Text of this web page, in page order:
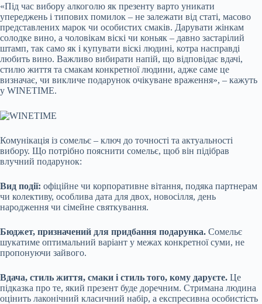
«Під час вибору алкоголю як презенту варто уникати
упереджень і типових помилок – не залежати від статі, масово
представлених марок чи особистих смаків. Дарувати жінкам
солодке вино, а чоловікам віскі чи коньяк – давно застарілий
штамп, так само як і купувати віскі людині, котра насправді
любить вино. Важливо вибирати напій, що відповідає вдачі,
стилю життя та смакам конкретної людини, адже саме це
визначає, чи викличе подарунок очікуване враження», – кажуть
у WINETIME.
Комунікація із сомельє – ключ до точності та актуальності
вибору. Що потрібно пояснити сомельє, щоб він підібрав
влучний подарунок:
Вид події: офіційне чи корпоративне вітання, подяка партнерам
чи колективу, особлива дата для двох, новосілля, день
народження чи сімейне святкування.
Бюджет, призначений для придбання подарунка. Сомельє
шукатиме оптимальний варіант у межах конкретної суми, не
пропонуючи зайвого.
Вдача, стиль життя, смаки і стиль того, кому даруєте. Це
підказка про те, який презент буде доречним. Стримана людина
оцінить лаконічний класичний набір, а експресивна особистість